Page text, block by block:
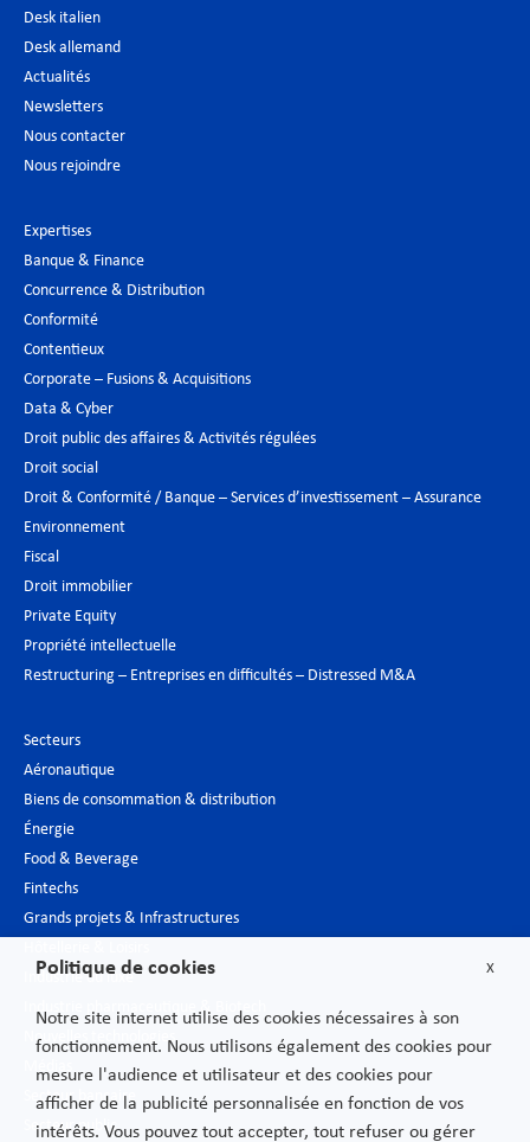
Desk italien
Desk allemand
Actualités
Newsletters
Nous contacter
Nous rejoindre
Expertises
Banque & Finance
Concurrence & Distribution
Conformité
Contentieux
Corporate – Fusions & Acquisitions
Data & Cyber
Droit public des affaires & Activités régulées
Droit social
Droit & Conformité / Banque – Services d’investissement – Assurance
Environnement
Fiscal
Droit immobilier
Private Equity
Propriété intellectuelle
Restructuring – Entreprises en difficultés – Distressed M&A
Secteurs
Aéronautique
Biens de consommation & distribution
Énergie
Food & Beverage
Fintechs
Grands projets & Infrastructures
Industrie du luxe
Industrie pharmaceutique & Biotech
Nouvelles technologies
Secteur bancaire
Secteur public
X
Politique de cookies
Notre site internet utilise des cookies nécessaires à son
fonctionnement. Nous utilisons également des cookies pour
mesure l'audience et utilisateur et des cookies pour
afficher de la publicité personnalisée en fonction de vos
intérêts. Vous pouvez tout accepter, tout refuser ou gérer